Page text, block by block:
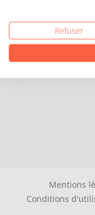
Mentions
Conditions
Refuser